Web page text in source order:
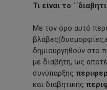
Τι είναι το
Με τον όρο αυτό
δημιουργηθούν στο
με διαβήτη, ως
συνύπαρξης
και διαβητικής